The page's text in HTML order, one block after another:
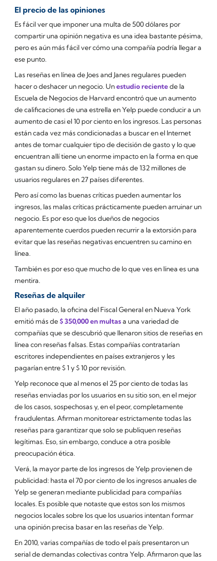
El precio de las opiniones
Es fácil ver que imponer una multa de 500 dólares por
compartir una opinión negativa es una idea bastante pésima,
pero es aún más fácil ver cómo una compañía podría llegar a
ese punto.
Las reseñas en línea de Joes and Janes regulares pueden
hacer o deshacer un negocio. Unestudio recientede la
Escuela de Negocios de Harvard encontró que un aumento
de calificaciones de una estrella en Yelp puede conducir a un
aumento de casi el 10 por ciento en los ingresos. Las personas
están cada vez más condicionadas a buscar en el Internet
antes de tomar cualquier tipo de decisión de gasto y lo que
encuentran allí tiene un enorme impacto en la forma en que
gastan su dinero. Solo Yelp tiene más de 132 millones de
usuarios regulares en 27 países diferentes.
Pero así como las buenas críticas pueden aumentar los
ingresos, las malas críticas prácticamente pueden arruinar un
negocio. Es por eso que los dueños de negocios
aparentemente cuerdos pueden recurrir a la extorsión para
evitar que las reseñas negativas encuentren su camino en
línea.
También es por eso que mucho de lo que ves en línea es una
mentira.
Reseñas de alquiler
El año pasado, la oficina del Fiscal General en Nueva York
emitió más de$ 350,000 en multasa una variedad de
compañías que se descubrió que llenaron sitios de reseñas en
línea con reseñas falsas. Estas compañías contratarían
escritores independientes en países extranjeros y les
pagarían entre $ 1 y $ 10 por revisión.
Yelp reconoce que al menos el 25 por ciento de todas las
reseñas enviadas por los usuarios en su sitio son, en el mejor
de los casos, sospechosas y, en el peor, completamente
fraudulentas. Afirman monitorear estrictamente todas las
reseñas para garantizar que solo se publiquen reseñas
legítimas. Eso, sin embargo, conduce a otra posible
preocupación ética.
Verá, la mayor parte de los ingresos de Yelp provienen de
publicidad: hasta el 70 por ciento de los ingresos anuales de
Yelp se generan mediante publicidad para compañías
locales. Es posible que notaste que estos son los mismos
negocios locales sobre los que los usuarios intentan formar
una opinión precisa basar en las reseñas de Yelp.
En 2010, varias compañías de todo el país presentaron un
serial de demandas colectivas contra Yelp. Afirmaron que las